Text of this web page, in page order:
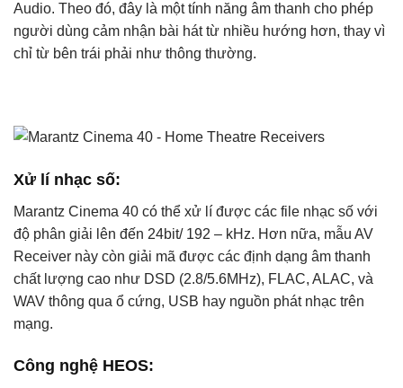
Audio. Theo đó, đây là một tính năng âm thanh cho phép
người dùng cảm nhận bài hát từ nhiều hướng hơn, thay vì
chỉ từ bên trái phải như thông thường.
Xử lí nhạc số:
Marantz Cinema 40 có thể xử lí được các file nhạc số với
độ phân giải lên đến 24bit/ 192 – kHz. Hơn nữa, mẫu AV
Receiver này còn giải mã được các định dạng âm thanh
chất lượng cao như DSD (2.8/5.6MHz), FLAC, ALAC, và
WAV thông qua ổ cứng, USB hay nguồn phát nhạc trên
mạng.
Công nghệ HEOS: